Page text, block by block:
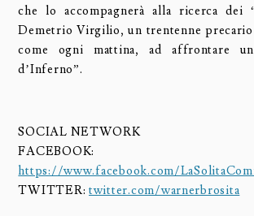
che lo accompagnerà alla ricerca dei
Demetrio Virgilio, un trentenne precario
come ogni mattina, ad affrontare
d’Inferno”.
SOCIAL NETWORK
FACEBOOK:
https://www.facebook.com/
TWITTER:twitter.com/warnerbrosita